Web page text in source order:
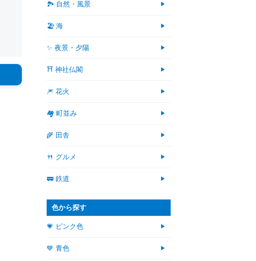
🏞️ 自然・風景
🏖 海
✨ 夜景・夕陽
⛩ 神社仏閣
🎆 花火
🏘 町並み
🌾 田舎
🍴 グルメ
🚃 鉄道
色から探す
💗 ピンク色
💙 青色